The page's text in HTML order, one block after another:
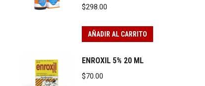
$298.00
AÑADIR AL CARRITO
ENROXIL 5% 20 ML
$70.00